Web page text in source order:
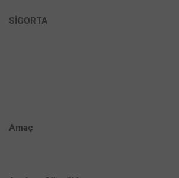
SİGORTA
Amaç